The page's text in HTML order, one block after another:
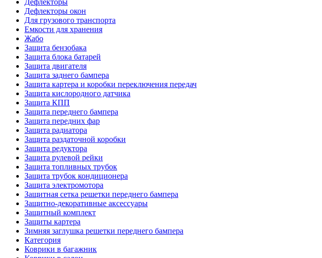
Дефлекторы
Дефлекторы окон
Для грузового транспорта
Емкости для хранения
Жабо
Защита бензобака
Защита блока батарей
Защита двигателя
Защита заднего бампера
Защита картера и коробки переключения передач
Защита кислородного датчика
Защита КПП
Защита переднего бампера
Защита передних фар
Защита радиатора
Защита раздаточной коробки
Защита редуктора
Защита рулевой рейки
Защита топливных трубок
Защита трубок кондиционера
Защита электромотора
Защитная сетка решетки переднего бампера
Защитно-декоративные аксессуары
Защитный комплект
Защиты картера
Зимняя заглушка решетки переднего бампера
Категория
Коврики в багажник